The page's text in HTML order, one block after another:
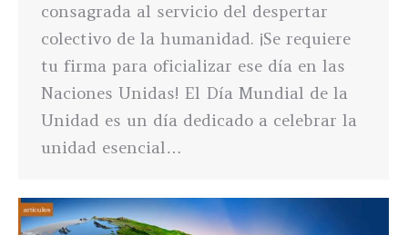
consagrada al servicio del despertar
colectivo de la humanidad. ¡Se requiere
tu firma para oficializar ese día en las
Naciones Unidas! El Día Mundial de la
Unidad es un día dedicado a celebrar la
unidad esencial…